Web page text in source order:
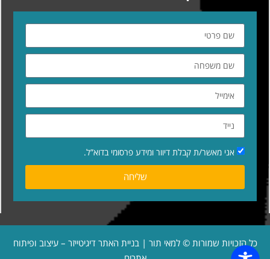
אני מאשר/ת קבלת דיוור ומידע פרסומי בדוא”ל.
שליחה
כל הזכויות שמורות © למאי תור | בניית האתר דיגיטייזר – עיצוב ופיתוח